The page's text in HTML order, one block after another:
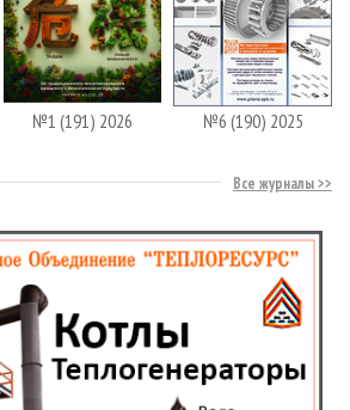
№1 (191) 2026 №6 (190) 2025
Все журналы